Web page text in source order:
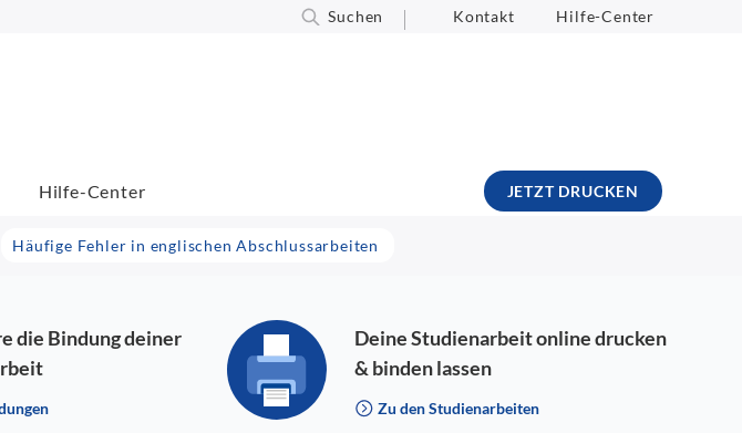
Suchen Kontakt Hilfe-Center
Hilfe-Center JETZT DRUCKEN
Häufige Fehler in englischen Abschlussarbeiten
die Bindung deiner
Deine Studienarbeit online drucken
& binden lassen
Zu den Studienarbeiten